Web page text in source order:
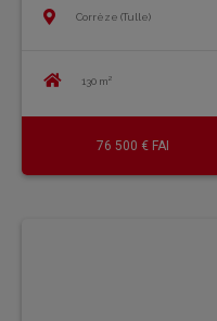
Corrèze (Tulle)
130 m²
76 500 € FAI